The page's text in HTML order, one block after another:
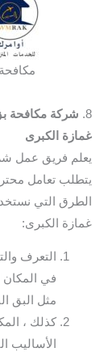
8. شركة مكافحة
غمازة الكبرى
يعلم فريق عمل
يتطلب تعامل
الطرق التي
غمازة الكبرى:
التعرف
في المكان
مثل البق
كذلك ،
الأساليب